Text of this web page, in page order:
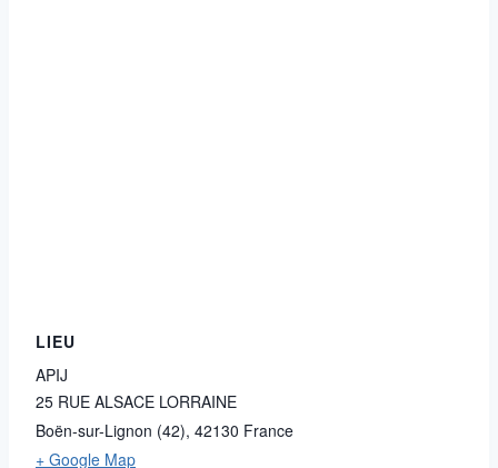
LIEU
APIJ
25 RUE ALSACE LORRAINE
Boën-sur-Lignon (42), 42130 France
+ Google Map